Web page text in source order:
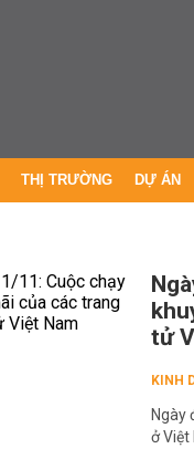
THỊ TRƯỜNG DỰ ÁN
tử
KINH
Ngày
ở Việt